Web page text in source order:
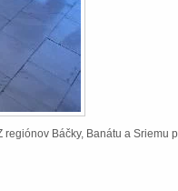
Báčky, Banátu a Sriemu